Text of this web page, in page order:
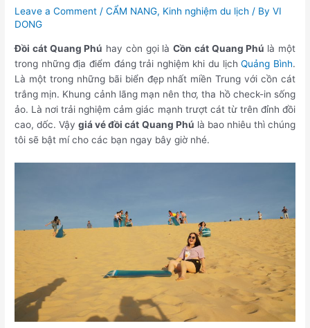
Leave a Comment /CẨM NANG, Kinh nghiệm du lịch / ByVI
DONG
Đồi cát Quang Phú hay còn gọi làCồn cát Quang Phú là một
trong những địa điểm đáng trải nghiệm khi du lịchQuảng Bình.
Là một trong những bãi biển đẹp nhất miền Trung với cồn cát
trắng mịn. Khung cảnh lãng mạn nên thơ, tha hồ check-in sống
ảo. Là nơi trải nghiệm cảm giác mạnh trượt cát từ trên đỉnh đồi
cao, dốc. Vậygiá vé đồi cát Quang Phú là bao nhiêu thì chúng
tôi sẽ bật mí cho các bạn ngay bây giờ nhé.